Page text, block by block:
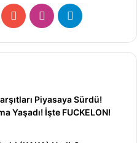
YouTubeInstagramTelegram
Piyasaya Sürdü!
Yaşadı! İşte FUCKELON!